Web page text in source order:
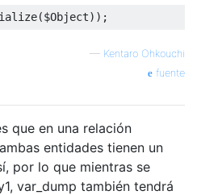
($Object));
— Kentaro Ohkouchi
fuente
que en una relación
entidades tienen un
por lo que mientras se
var_dump también tendrá